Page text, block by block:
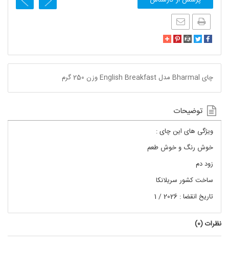
چای Bharmal مدل English Breakfast وزن 250 گرم
توضیحات
ویژگی های این چای :
خوش رنگ و خوش طعم
زود دم
ساخت کشور سریلانکا
تاریخ انقضا : 2026 / 1
نظرات (0
)